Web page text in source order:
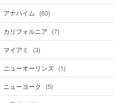
アナハイム (63)
カリフォルニア (7)
マイアミ (3)
ニューオーリンズ (1)
ニューヨーク (5)